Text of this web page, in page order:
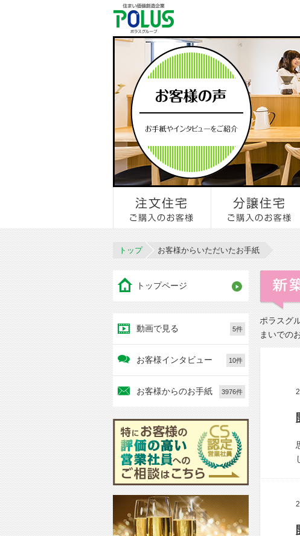
トップ お客様からいただいたお手紙
ポラスグ
まいでの
トップページ
動画で見る 5件
お客様インタビュー 10件
お客様からのお手紙 3976件